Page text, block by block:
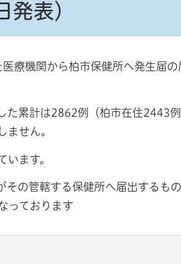
表）
療機関から柏市保健所へ発生届の
た累計は2862例（柏市在住2443
せん。
ます。
の管轄する保健所へ届出するも
っております